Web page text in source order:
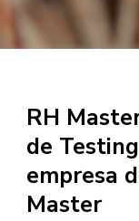
RH
de
empresa
Master